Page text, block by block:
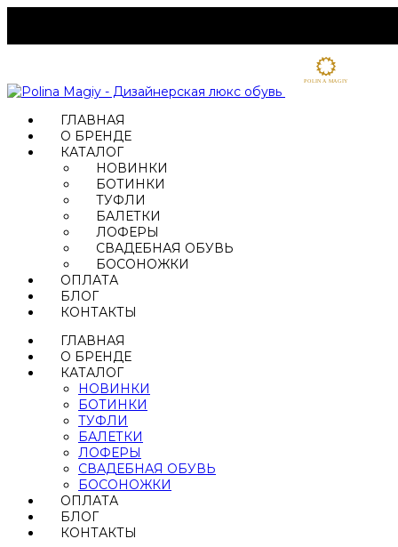
ГЛАВНАЯ
О БРЕНДЕ
КАТАЛОГ
НОВИНКИ
БОТИНКИ
ТУФЛИ
БАЛЕТКИ
ЛОФЕРЫ
СВАДЕБНАЯ ОБУВЬ
БОСОНОЖКИ
ОПЛАТА
БЛОГ
КОНТАКТЫ
ГЛАВНАЯ
О БРЕНДЕ
КАТАЛОГ
НОВИНКИ
БОТИНКИ
ТУФЛИ
БАЛЕТКИ
ЛОФЕРЫ
СВАДЕБНАЯ ОБУВЬ
БОСОНОЖКИ
ОПЛАТА
БЛОГ
КОНТАКТЫ